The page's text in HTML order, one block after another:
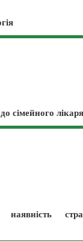
сімейного лікаря